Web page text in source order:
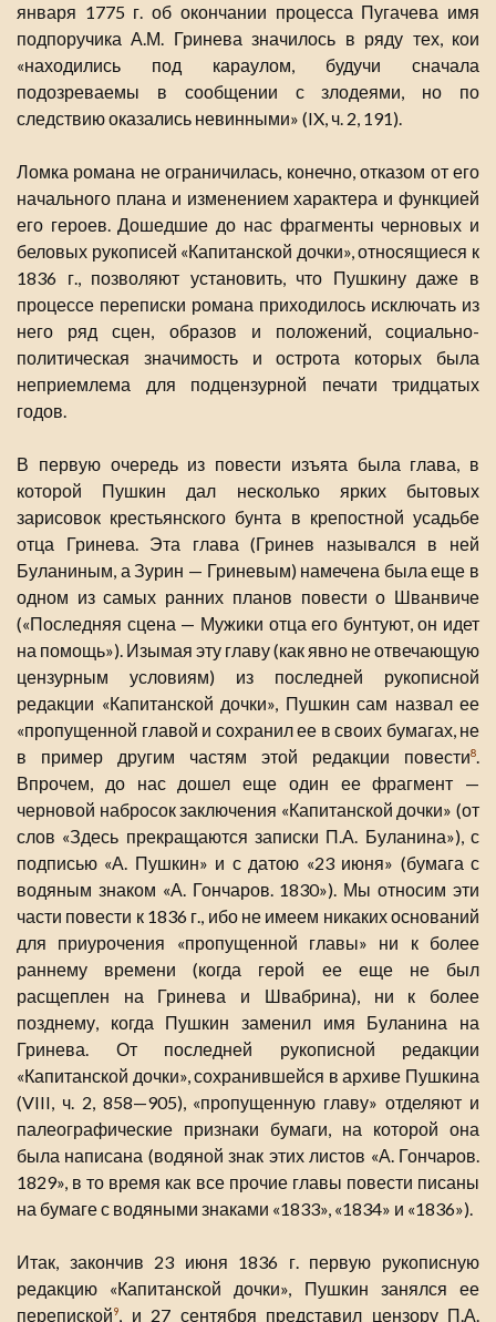
января 1775 г. об окончании процесса Пугачева имя
подпоручика А.М. Гринева значилось в ряду тех, кои
«находились под караулом, будучи сначала
подозреваемы в сообщении с злодеями, но по
следствию оказались невинными» (IX, ч. 2, 191).
Ломка романа не ограничилась, конечно, отказом от его
начального плана и изменением характера и функцией
его героев. Дошедшие до нас фрагменты черновых и
беловых рукописей «Капитанской дочки», относящиеся к
1836 г., позволяют установить, что Пушкину даже в
процессе переписки романа приходилось исключать из
него ряд сцен, образов и положений, социально-
политическая значимость и острота которых была
неприемлема для подцензурной печати тридцатых
годов.
В первую очередь из повести изъята была глава, в
которой Пушкин дал несколько ярких бытовых
зарисовок крестьянского бунта в крепостной усадьбе
отца Гринева. Эта глава (Гринев назывался в ней
Буланиным, а Зурин — Гриневым) намечена была еще в
одном из самых ранних планов повести о Шванвиче
(«Последняя сцена — Мужики отца его бунтуют, он идет
на помощь»). Изымая эту главу (как явно не отвечающую
цензурным условиям) из последней рукописной
редакции «Капитанской дочки», Пушкин сам назвал ее
«пропущенной главой и сохранил ее в своих бумагах, не
в пример другим частям этой редакции повести8.
Впрочем, до нас дошел еще один ее фрагмент —
черновой набросок заключения «Капитанской дочки» (от
слов «Здесь прекращаются записки П.А. Буланина»), с
подписью «А. Пушкин» и с датою «23 июня» (бумага с
водяным знаком «А. Гончаров. 1830»). Мы относим эти
части повести к 1836 г., ибо не имеем никаких оснований
для приурочения «пропущенной главы» ни к более
раннему времени (когда герой ее еще не был
расщеплен на Гринева и Швабрина), ни к более
позднему, когда Пушкин заменил имя Буланина на
Гринева. От последней рукописной редакции
«Капитанской дочки», сохранившейся в архиве Пушкина
(VIII, ч. 2, 858—905), «пропущенную главу» отделяют и
палеографические признаки бумаги, на которой она
была написана (водяной знак этих листов «А. Гончаров.
1829», в то время как все прочие главы повести писаны
на бумаге с водяными знаками «1833», «1834» и «1836»).
Итак, закончив 23 июня 1836 г. первую рукописную
редакцию «Капитанской дочки», Пушкин занялся ее
перепиской9, и 27 сентября представил цензору П.А.